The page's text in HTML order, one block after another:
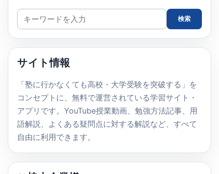
サ
イ
ト
検
索
検索
サイト情報
「塾に行かなくても高校・大学受験を突破する」を
コンセプトに、無料で運営されている学習サイト・
アプリです。YouTube授業動画、勉強方法記事、用
語解説、よくある疑問点に対する解説など、すべて
自由に利用できます。